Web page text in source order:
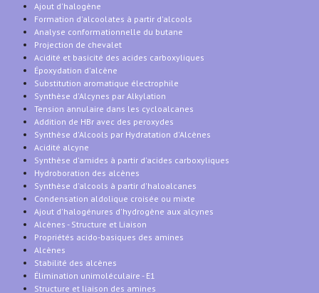
Ajout d'halogène
Formation d'alcoolates à partir d'alcools
Analyse conformationnelle du butane
Projection de chevalet
Acidité et basicité des acides carboxyliques
Époxydation d'alcène
Substitution aromatique électrophile
Synthèse d'Alcynes par Alkylation
Tension annulaire dans les cycloalcanes
Addition de HBr avec des peroxydes
Synthèse d'Alcools par Hydratation d'Alcènes
Acidité alcyne
Synthèse d'amides à partir d'acides carboxyliques
Hydroboration des alcènes
Synthèse d'alcools à partir d'haloalcanes
Condensation aldolique croisée ou mixte
Ajout d'halogénures d'hydrogène aux alcynes
Alcènes - Structure et Liaison
Propriétés acido-basiques des amines
Alcènes
Stabilité des alcènes
Élimination unimoléculaire - E1
Structure et liaison des amines